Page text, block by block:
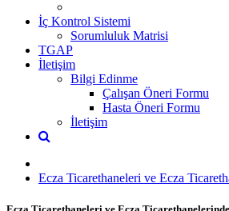
İç Kontrol Sistemi
Sorumluluk Matrisi
TGAP
İletişim
Bilgi Edinme
Çalışan Öneri Formu
Hasta Öneri Formu
İletişim
Ecza Ticarethaneleri ve Ecza